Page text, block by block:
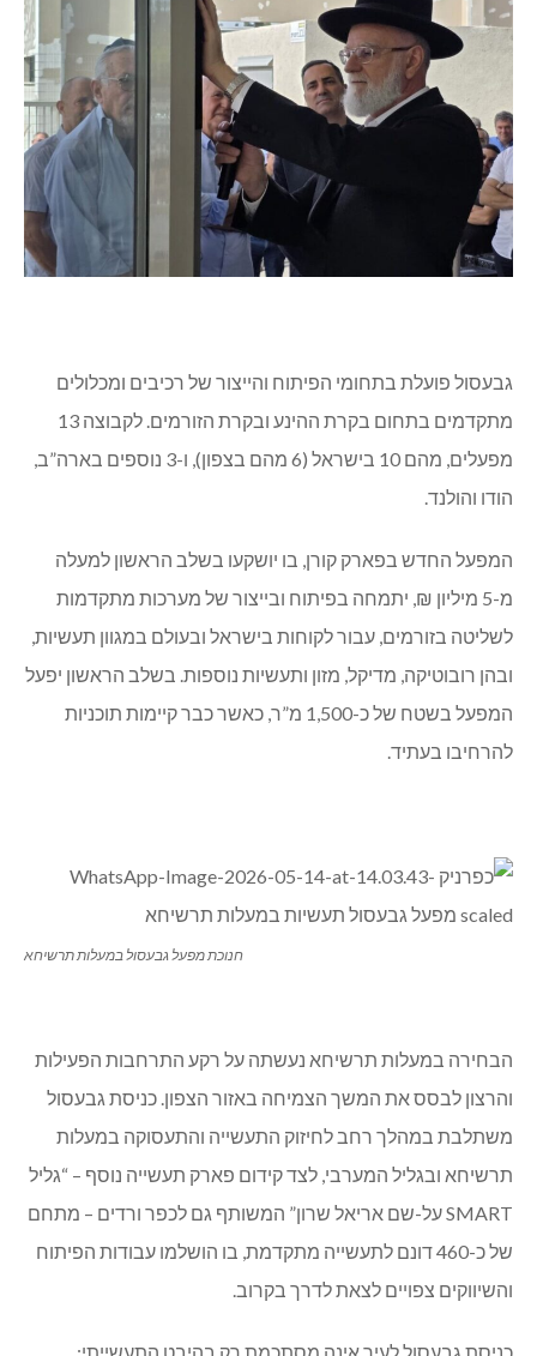
גבעסול פועלת בתחומי הפיתוח והייצור של רכיבים ומכלולים
מתקדמים בתחום בקרת ההינע ובקרת הזורמים. לקבוצה 13
מפעלים, מהם 10 בישראל (6 מהם בצפון), ו-3 נוספים בארה”ב,
הודו והולנד.
המפעל החדש בפארק קורן, בו יושקעו בשלב הראשון למעלה
מ-5 מיליון ₪, יתמחה בפיתוח ובייצור של מערכות מתקדמות
לשליטה בזורמים, עבור לקוחות בישראל ובעולם במגוון תעשיות,
ובהן רובוטיקה, מדיקל, מזון ותעשיות נוספות. בשלב הראשון יפעל
המפעל בשטח של כ-1,500 מ”ר, כאשר כבר קיימות תוכניות
להרחיבו בעתיד.
חנוכת מפעל גבעסול במעלות תרשיחא
הבחירה במעלות תרשיחא נעשתה על רקע התרחבות הפעילות
והרצון לבסס את המשך הצמיחה באזור הצפון. כניסת גבעסול
משתלבת במהלך רחב לחיזוק התעשייה והתעסוקה במעלות
תרשיחא ובגליל המערבי, לצד קידום פארק תעשייה נוסף – “גליל
SMART על-שם אריאל שרון” המשותף גם לכפר ורדים – מתחם
של כ-460 דונם לתעשייה מתקדמת, בו הושלמו עבודות הפיתוח
והשיווקים צפויים לצאת לדרך בקרוב.
כניסת גבעסול לעיר אינה מסתכמת רק בהיבט התעשייתי: